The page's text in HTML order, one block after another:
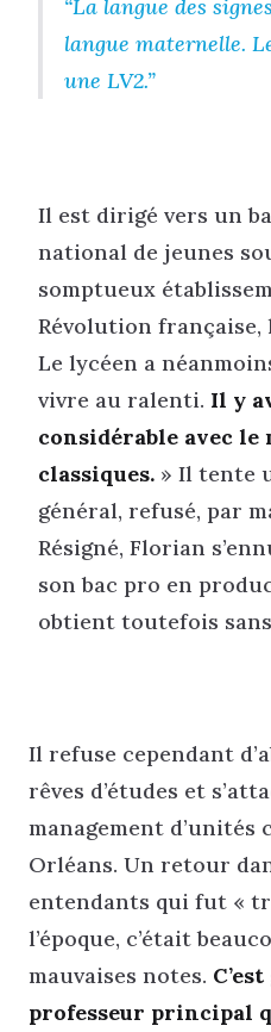
La langue des
langue maternelle.
une LV2.
Il est dirigé vers un
national de jeunes
somptueux
Révolution française,
Le lycéen a
vivre au ralenti. Il y
considérable avec le
classiques. » Il tente
général, refusé, par
Résigné, Florian
son bac pro en
obtient toutefois
Il refuse cependant
rêves d’études et
management d’unités
Orléans. Un retour
entendants qui fut «
l’époque, c’était
mauvaises notes.
professeur principal